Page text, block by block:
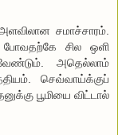
சமாச்சாரம்.
சில ஒளி
அதெல்லாம்
செவ்வாய்க்குப்
பூமியை விட்டால்